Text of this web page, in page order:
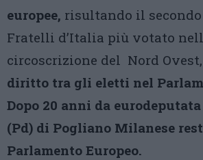
europee, risultando il
Fratelli d’Italia più votato
circoscrizione del Nord Ovest,
diritto tra gli eletti nel
Dopo 20 anni da
(Pd) di Pogliano Milanese
Parlamento Europeo.